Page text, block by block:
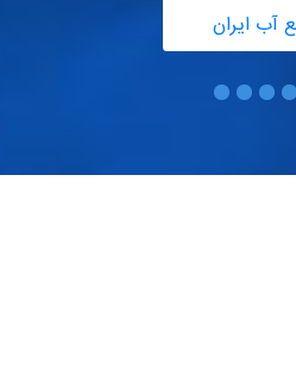
آب ایران